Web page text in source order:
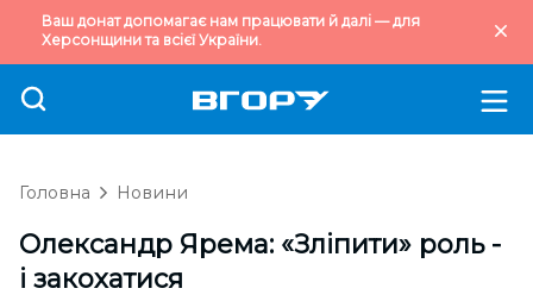
Ваш донат допомагає нам працювати й далі — для
Херсонщини та всієї України.
Головна Новини
Олександр Ярема: «Зліпити» роль -
і закохатися